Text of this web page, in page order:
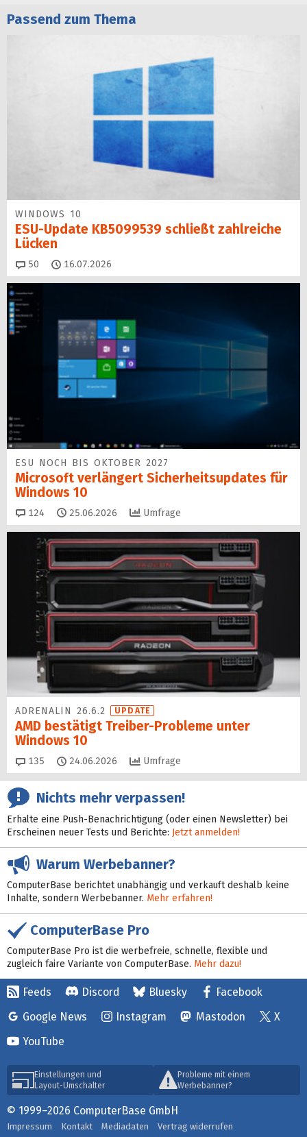
Passend zum Thema
WINDOWS 10
ESU-Update KB5099539 schließt zahlreiche
Lücken
50 Kommentare
16.07.2026
ESU NOCH BIS OKTOBER 2027
Microsoft verlängert Sicherheitsupdates für
Windows 10
124 Kommentare
25.06.2026 Umfrage
ADRENALIN 26.6.2 UPDATE
AMD bestätigt Treiber-Probleme unter
Windows 10
135 Kommentare
24.06.2026 Umfrage
Nichts mehr verpassen!
Erhalte eine Push-Benachrichtigung (oder einen Newsletter) bei
Erscheinen neuer Tests und Berichte: Jetzt anmelden!
Warum Werbebanner?
ComputerBase berichtet unabhängig und verkauft deshalb keine
Inhalte, sondern Werbebanner. Mehr erfahren!
ComputerBase Pro
ComputerBase Pro ist die werbefreie, schnelle, flexible und
zugleich faire Variante von ComputerBase. Mehr dazu!
Feeds Discord Bluesky
Facebook
Google News
Instagram Mastodon
X
YouTube
Einstellungen und
Layout-Umschalter
Probleme mit einem
Werbebanner?
© 1999–2026 ComputerBase GmbH
Impressum Kontakt Mediadaten
Vertrag widerrufen